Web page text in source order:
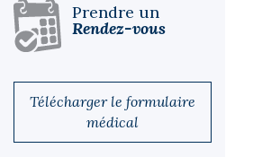
Prendre un
Rendez-vous
Télécharger le formulaire
médical